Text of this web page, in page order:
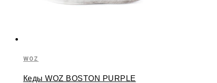
WOZ
Кеды WOZ BOSTON PURPLE